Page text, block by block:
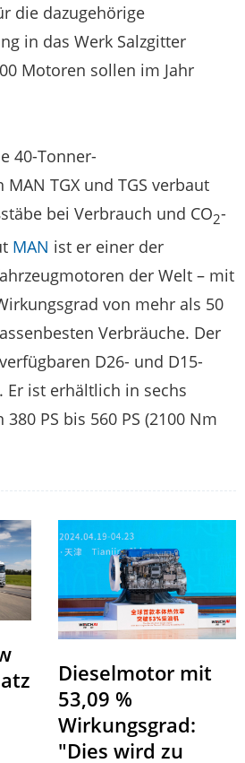
die dazugehörige
in das Werk Salzgitter
Motoren sollen im Jahr
40-Tonner-
TGX und TGS verbaut
bei Verbrauch und CO2-
MAN ist er einer der
der Welt – mit
von mehr als 50
Verbräuche. Der
D26- und D15-
ist erhältlich in sechs
PS bis 560 PS (2100 Nm
Dieselmotor mit
53,09 %
Wirkungsgrad:
"Dies wird zu